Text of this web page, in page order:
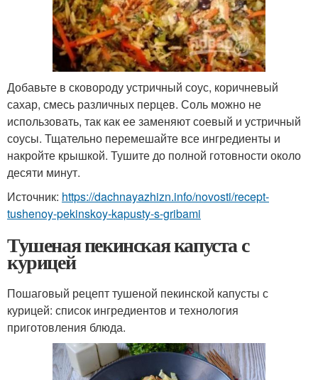
Добавьте в сковороду устричный соус, коричневый
сахар, смесь различных перцев. Соль можно не
использовать, так как ее заменяют соевый и устричный
соусы. Тщательно перемешайте все ингредиенты и
накройте крышкой. Тушите до полной готовности около
десяти минут.
Источник: https://dachnayazhizn.info/novosti/recept-
tushenoy-pekinskoy-kapusty-s-gribami
Тушеная пекинская капуста с
курицей
Пошаговый рецепт тушеной пекинской капусты с
курицей: список ингредиентов и технология
приготовления блюда.